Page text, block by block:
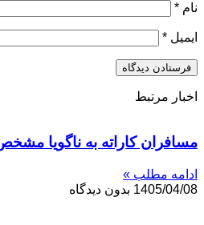
نام *
ایمیل *
اخبار مرتبط
مسافران کاراته به ناگویا
ادامه مطلب »
1405/04/08 بدون دیدگاه